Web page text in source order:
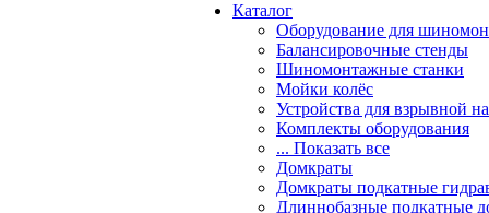
Каталог
Оборудование для
Балансировочные стенды
Шиномонтажные станки
Мойки колёс
Устройства для взрывной
Комплекты оборудования
... Показать все
Домкраты
Домкраты подкатные
Длиннобазные подкатные